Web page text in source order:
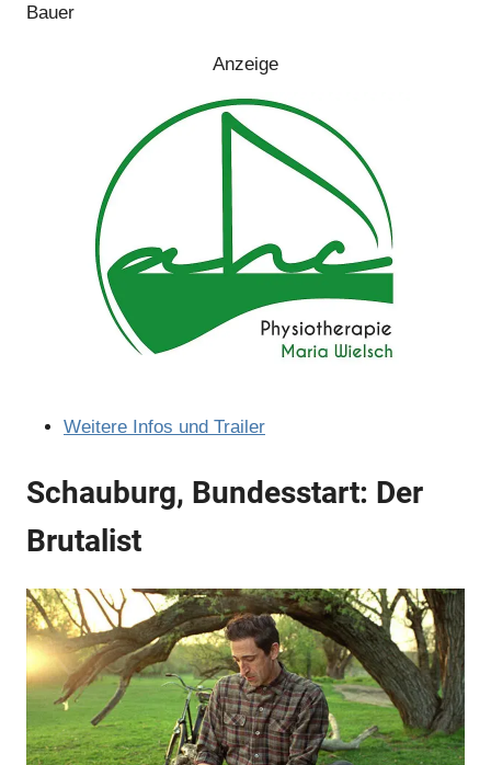
Bauer
Anzeige
Anzeige
Weitere Infos und Trailer
Schauburg, Bundesstart: Der
Brutalist